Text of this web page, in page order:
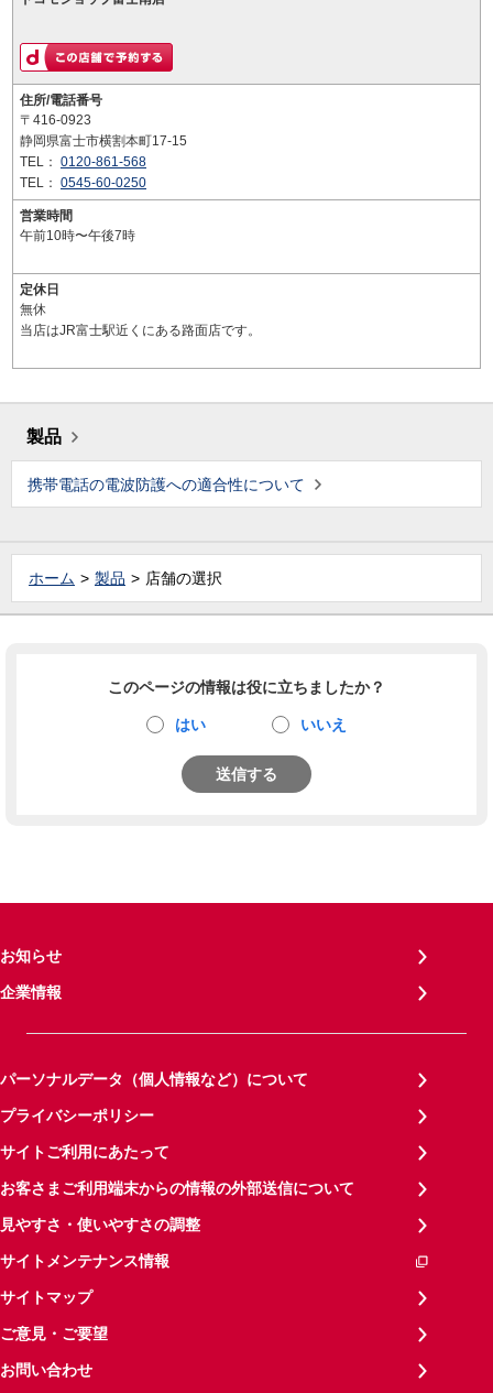
住所/電話番号
〒416-0923
静岡県富士市横割本町17-15
TEL： 0120-861-568
TEL： 0545-60-0250
営業時間
午前10時〜午後7時
定休日
無休
当店はJR富士駅近くにある路面店です。
製品
携帯電話の電波防護への適合性について
ホーム 製品 店舗の選択
このページの情報は役に立ちましたか？
はい いいえ
送信する
お知らせ
企業情報
パーソナルデータ（個人情報など）について
プライバシーポリシー
サイトご利用にあたって
お客さまご利用端末からの情報の外部送信について
見やすさ・使いやすさの調整
サイトメンテナンス情報
サイトマップ
ご意見・ご要望
お問い合わせ